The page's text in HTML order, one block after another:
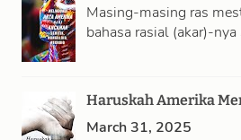
Masing-masing ras
bahasa rasial (akar)-
Haruskah Amerika
March 31, 2025